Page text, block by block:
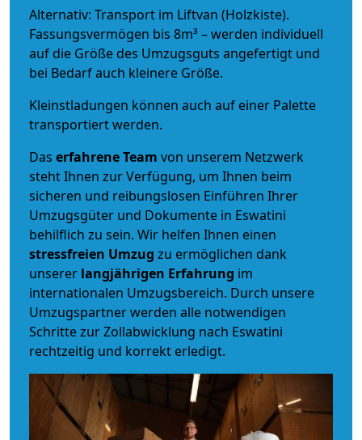
Alternativ: Transport im Liftvan (Holzkiste).
Fassungsvermögen bis 8m³ – werden individuell
auf die Größe des Umzugsguts angefertigt und
bei Bedarf auch kleinere Größe.
Kleinstladungen können auch auf einer Palette
transportiert werden.
Das erfahrene Team von unserem Netzwerk
steht Ihnen zur Verfügung, um Ihnen beim
sicheren und reibungslosen Einführen Ihrer
Umzugsgüter und Dokumente in Eswatini
behilflich zu sein. Wir helfen Ihnen einen
stressfreien Umzug zu ermöglichen dank
unserer langjährigen Erfahrung im
internationalen Umzugsbereich. Durch unsere
Umzugspartner werden alle notwendigen
Schritte zur Zollabwicklung nach Eswatini
rechtzeitig und korrekt erledigt.